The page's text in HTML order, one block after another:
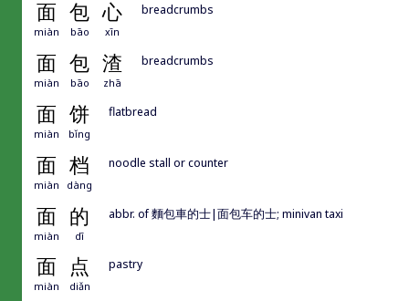
面 包 心
miàn bāo xīn
breadcrumbs
面 包 渣
miàn bāo zhā
breadcrumbs
面 饼
miàn bǐng
flatbread
面 档
miàn dàng
noodle stall or counter
面 的
miàn dī
abbr. of 麵包車的士|面包车的士; minivan taxi
面 点
miàn diǎn
pastry